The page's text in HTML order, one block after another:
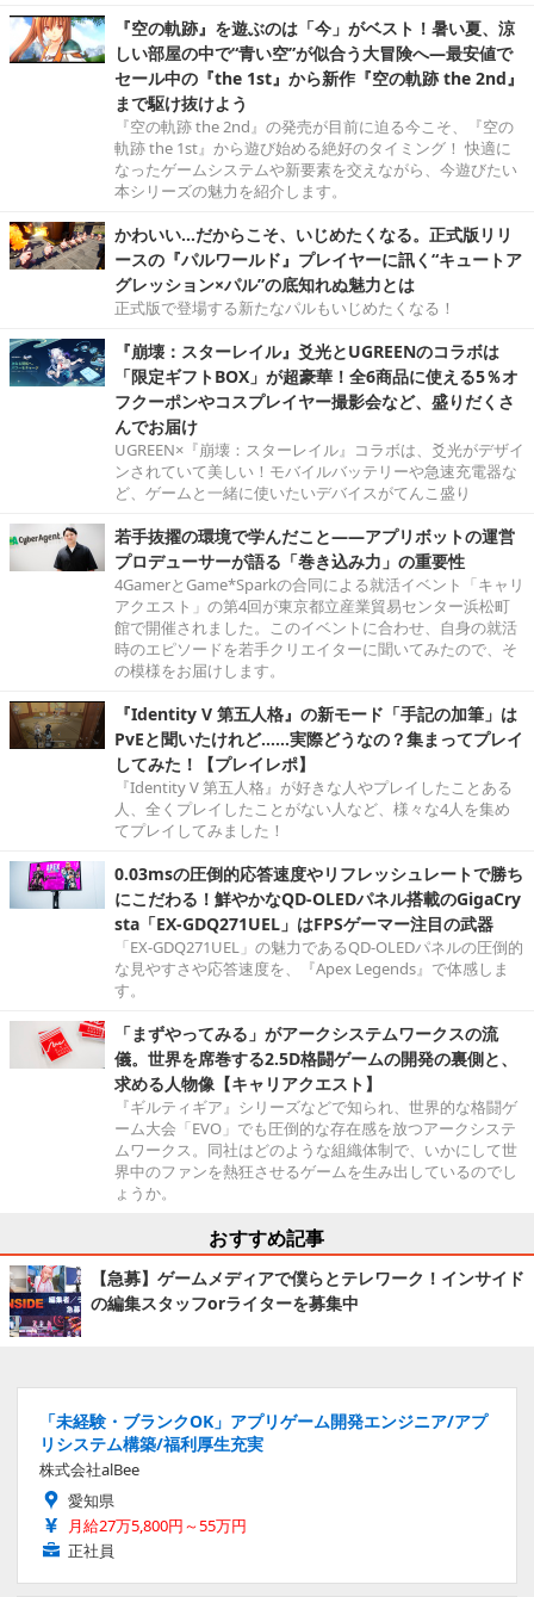
『空の軌跡』を遊ぶのは「今」がベスト！暑い夏、涼
しい部屋の中で“青い空”が似合う大冒険へ―最安値で
セール中の『the 1st』から新作『空の軌跡 the 2nd』
まで駆け抜けよう
『空の軌跡 the 2nd』の発売が目前に迫る今こそ、『空の
軌跡 the 1st』から遊び始める絶好のタイミング！ 快適に
なったゲームシステムや新要素を交えながら、今遊びたい
本シリーズの魅力を紹介します。
かわいい…だからこそ、いじめたくなる。正式版リリ
ースの『パルワールド』プレイヤーに訊く“キュートア
グレッション×パル”の底知れぬ魅力とは
正式版で登場する新たなパルもいじめたくなる！
『崩壊：スターレイル』爻光とUGREENのコラボは
「限定ギフトBOX」が超豪華！全6商品に使える5％オ
フクーポンやコスプレイヤー撮影会など、盛りだくさ
んでお届け
UGREEN×『崩壊：スターレイル』コラボは、爻光がデザイ
ンされていて美しい！モバイルバッテリーや急速充電器な
ど、ゲームと一緒に使いたいデバイスがてんこ盛り
若手抜擢の環境で学んだこと――アプリボットの運営
プロデューサーが語る「巻き込み力」の重要性
4GamerとGame*Sparkの合同による就活イベント「キャリ
アクエスト」の第4回が東京都立産業貿易センター浜松町
館で開催されました。このイベントに合わせ、自身の就活
時のエピソードを若手クリエイターに聞いてみたので、そ
の模様をお届けします。
『Identity V 第五人格』の新モード「手記の加筆」は
PvEと聞いたけれど……実際どうなの？集まってプレイ
してみた！【プレイレポ】
『Identity V 第五人格』が好きな人やプレイしたことある
人、全くプレイしたことがない人など、様々な4人を集め
てプレイしてみました！
0.03msの圧倒的応答速度やリフレッシュレートで勝ち
にこだわる！鮮やかなQD-OLEDパネル搭載のGigaCry
sta「EX-GDQ271UEL」はFPSゲーマー注目の武器
「EX-GDQ271UEL」の魅力であるQD-OLEDパネルの圧倒的
な見やすさや応答速度を、『Apex Legends』で体感しま
す。
「まずやってみる」がアークシステムワークスの流
儀。世界を席巻する2.5D格闘ゲームの開発の裏側と、
求める人物像【キャリアクエスト】
『ギルティギア』シリーズなどで知られ、世界的な格闘ゲ
ーム大会「EVO」でも圧倒的な存在感を放つアークシステ
ムワークス。同社はどのような組織体制で、いかにして世
界中のファンを熱狂させるゲームを生み出しているのでし
ょうか。
おすすめ記事
【急募】ゲームメディアで僕らとテレワーク！インサイド
の編集スタッフorライターを募集中
「未経験・ブランクOK」アプリゲーム開発エンジニア/アプ
リシステム構築/福利厚生充実
株式会社alBee
愛知県
月給27万5,800円～55万円
正社員